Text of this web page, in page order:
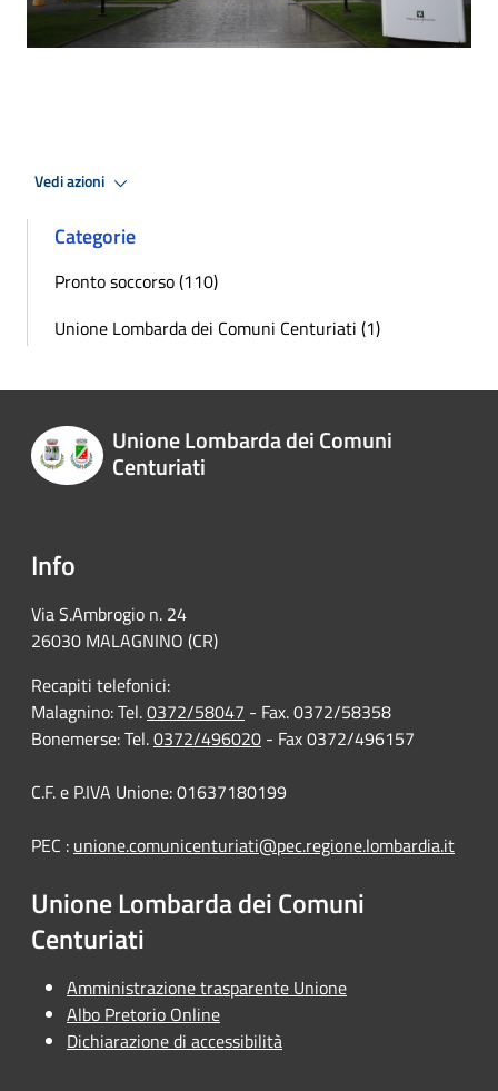
Vedi azioni
Categorie
Pronto soccorso (110)
Unione Lombarda dei Comuni Centuriati (1)
Unione Lombarda dei Comuni
Centuriati
Info
Via S.Ambrogio n. 24
26030 MALAGNINO (CR)
Recapiti telefonici:
Malagnino: Tel.0372/58047 - Fax. 0372/58358
Bonemerse: Tel.0372/496020 - Fax 0372/496157
C.F. e P.IVA Unione: 01637180199
PEC : unione.comunicenturiati@pec.regione.lombardia.it
Unione Lombarda dei Comuni
Centuriati
Amministrazione trasparente Unione
Albo Pretorio Online
Dichiarazione di accessibilità